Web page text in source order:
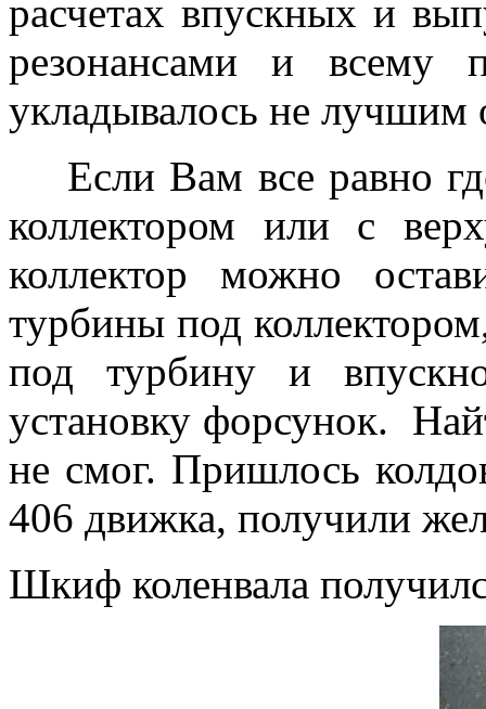
расчетах впускных и
резонансами и всему
укладывалось не лучшим
Если Вам все равно
коллектором или с
коллектор можно
турбины под
под турбину и
установку форсунок.
не смог. Пришлось
406 движка, получили
Шкиф коленвала